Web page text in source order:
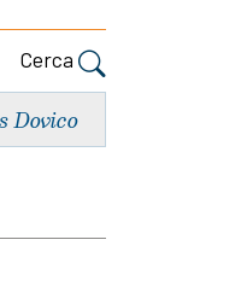
Cerca
Dovico